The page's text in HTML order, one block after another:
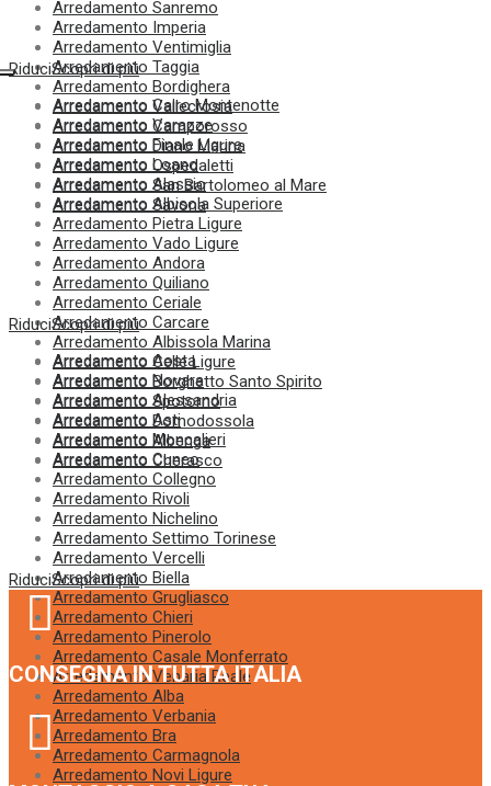
Arredamento Sanremo
Arredamento Imperia
Arredamento Ventimiglia
Arredamento Taggia
Arredamento Bordighera
Arredamento Vallecrosia
Arredamento Camporosso
Arredamento Diano Marina
Arredamento Ospedaletti
Arredamento San Bartolomeo al Mare
Arredamento Savona
RiduciScopri di più
Arredamento Cairo Montenotte
Arredamento Varazze
Arredamento Finale Ligure
Arredamento Loano
Arredamento Alassio
Arredamento Albisola Superiore
Arredamento Pietra Ligure
Arredamento Vado Ligure
Arredamento Andora
Arredamento Quiliano
Arredamento Ceriale
Arredamento Carcare
Arredamento Albissola Marina
Arredamento Celle Ligure
Arredamento Borghetto Santo Spirito
Arredamento Spotorno
Arredamento Domodossola
Arredamento Albenga
Arredamento Cherasco
RiduciScopri di più
Arredamento Aosta
Arredamento Novara
Arredamento Alessandria
Arredamento Asti
Arredamento Moncalieri
Arredamento Cuneo
Arredamento Collegno
Arredamento Rivoli
Arredamento Nichelino
Arredamento Settimo Torinese
Arredamento Vercelli
Arredamento Biella
Arredamento Grugliasco
Arredamento Chieri
Arredamento Pinerolo
Arredamento Casale Monferrato
Arredamento Venaria Reale
Arredamento Alba
Arredamento Verbania
Arredamento Bra
Arredamento Carmagnola
Arredamento Novi Ligure
RiduciScopri di più
CONSEGNA IN TUTTA ITALIA